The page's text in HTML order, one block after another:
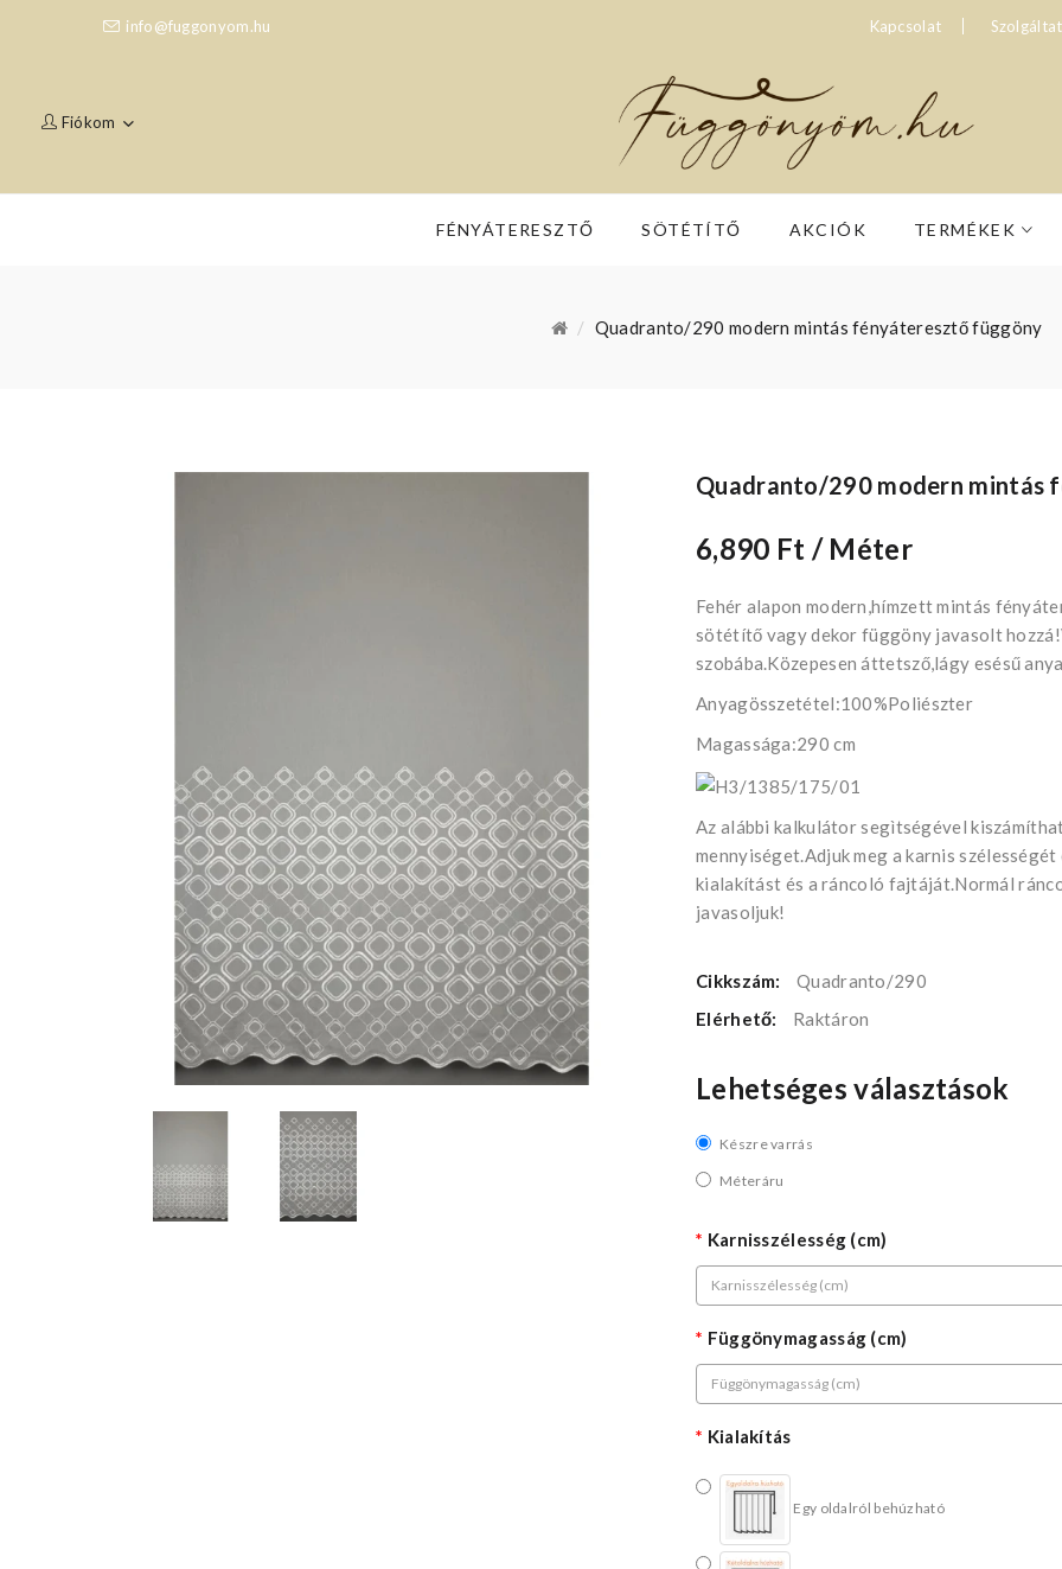
info@fuggonyom.hu Kapcsolat
Fiókom
FÉNYÁTERESZTŐ SÖTÉTÍTŐ AKCIÓK TERMÉKEK
Quadranto/290 modern mintás fényáteresztő függöny
Quadranto/290 modern mintás
6,890 Ft / Méter
Fehér alapon modern,hímzett mintás
sötétítő vagy dekor függöny javasolt
szobába.Közepesen áttetsző,lágy esésű
Anyagösszetétel:100%Poliészter
Magassága:290 cm
Az alábbi kalkulátor segìtségével
mennyiséget.Adjuk meg a karnis
kialakítást és a ráncoló fajtáját.Normál
javasoljuk!
Cikkszám:
Quadranto/290
Elérhető:
Raktáron
Lehetséges választások
Készre varrás
Méteráru
Karnisszélesség (cm)
Függönymagasság (cm)
Kialakítás
Egy oldalról behúzható